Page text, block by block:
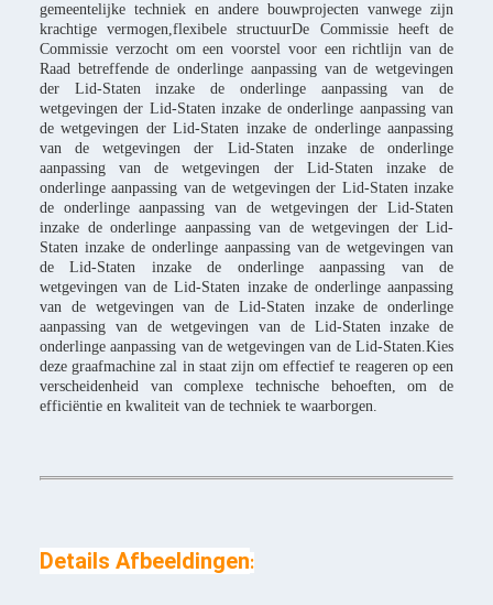
gemeentelijke techniek en andere bouwprojecten vanwege zijn
krachtige vermogen,flexibele structuurDe Commissie heeft de
Commissie verzocht om een voorstel voor een richtlijn van de
Raad betreffende de onderlinge aanpassing van de wetgevingen
der Lid-Staten inzake de onderlinge aanpassing van de
wetgevingen der Lid-Staten inzake de onderlinge aanpassing van
de wetgevingen der Lid-Staten inzake de onderlinge aanpassing
van de wetgevingen der Lid-Staten inzake de onderlinge
aanpassing van de wetgevingen der Lid-Staten inzake de
onderlinge aanpassing van de wetgevingen der Lid-Staten inzake
de onderlinge aanpassing van de wetgevingen der Lid-Staten
inzake de onderlinge aanpassing van de wetgevingen der Lid-
Staten inzake de onderlinge aanpassing van de wetgevingen van
de Lid-Staten inzake de onderlinge aanpassing van de
wetgevingen van de Lid-Staten inzake de onderlinge aanpassing
van de wetgevingen van de Lid-Staten inzake de onderlinge
aanpassing van de wetgevingen van de Lid-Staten inzake de
onderlinge aanpassing van de wetgevingen van de Lid-Staten.Kies
deze graafmachine zal in staat zijn om effectief te reageren op een
verscheidenheid van complexe technische behoeften, om de
efficiëntie en kwaliteit van de techniek te waarborgen.
Details Afbeeldingen: